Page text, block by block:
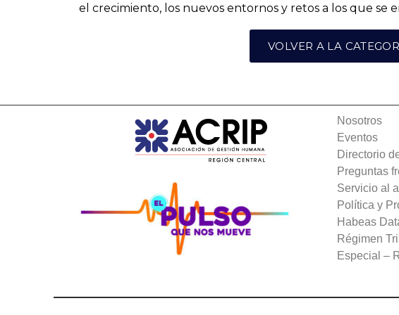
el crecimiento, los nuevos entornos y retos a los que se
VOLVER A LA
Nosotros
Eventos
Directorio
Preguntas
Servicio al
Política y
Habeas
Régimen
Especial –